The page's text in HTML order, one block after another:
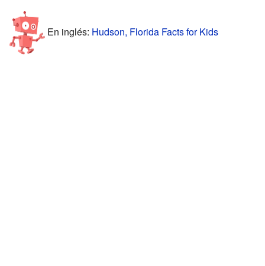
En inglés: Hudson, Florida Facts for Kids